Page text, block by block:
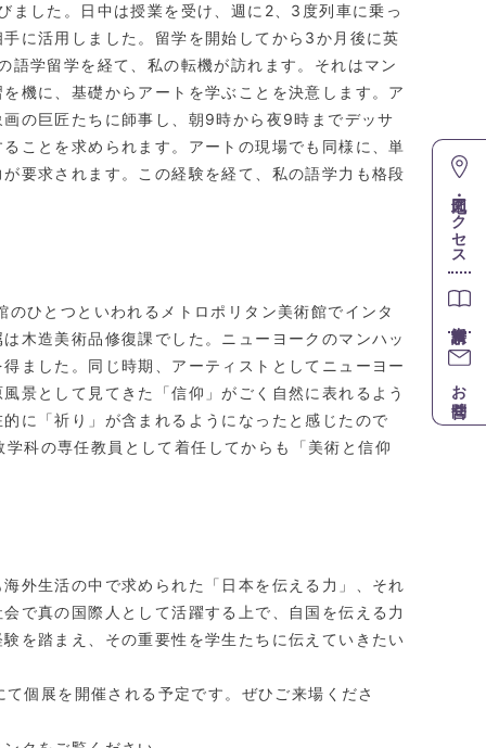
ました。日中は授業を受け、週に2、3度列車に乗っ
に活用しました。留学を開始してから3か月後に英
学留学を経て、私の転機が訪れます。それはマン
機に、基礎からアートを学ぶことを決意します。ア
の巨匠たちに師事し、朝9時から夜9時までデッサ
ことを求められます。アートの現場でも同様に、単
要求されます。この経験を経て、私の語学力も格段
ひとつといわれるメトロポリタン美術館でインタ
木造美術品修復課でした。ニューヨークのマンハッ
ました。同じ時期、アーティストとしてニューヨー
景として見てきた「信仰」がごく自然に表れるよう
に「祈り」が含まれるようになったと感じたので
科の専任教員として着任してからも「美術と信仰
外生活の中で求められた「日本を伝える力」、それ
で真の国際人として活躍する上で、自国を伝える力
を踏まえ、その重要性を学生たちに伝えていきたい
個展を開催される予定です。ぜひご来場くださ
地図・アクセス
お問合せ